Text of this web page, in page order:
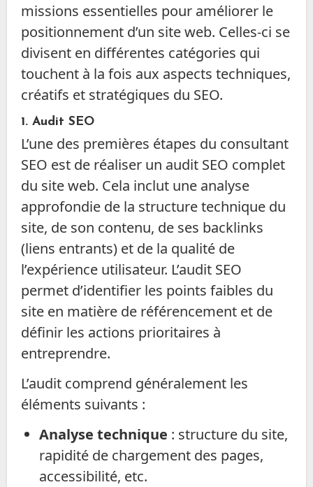
missions essentielles pour améliorer le
positionnement d’un site web. Celles-ci se
divisent en différentes catégories qui
touchent à la fois aux aspects techniques,
créatifs et stratégiques du SEO.
1. Audit SEO
L’une des premières étapes du consultant
SEO est de réaliser un audit SEO complet
du site web. Cela inclut une analyse
approfondie de la structure technique du
site, de son contenu, de ses backlinks
(liens entrants) et de la qualité de
l’expérience utilisateur. L’audit SEO
permet d’identifier les points faibles du
site en matière de référencement et de
définir les actions prioritaires à
entreprendre.
L’audit comprend généralement les
éléments suivants :
Analyse technique : structure du site,
rapidité de chargement des pages,
accessibilité, etc.